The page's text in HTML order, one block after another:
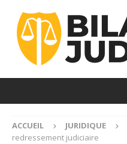
ACCUEIL JURIDIQUE
redressement judiciaire